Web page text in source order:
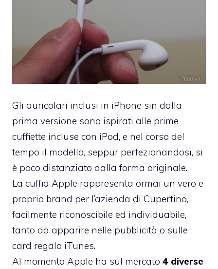
Gli auricolari inclusi in iPhone sin dalla
prima versione sono ispirati alle prime
cuffiette incluse con iPod, e nel corso del
tempo il modello, seppur perfezionandosi, si
è poco distanziato dalla forma originale.
La cuffia Apple rappresenta ormai un vero e
proprio brand per l’azienda di Cupertino,
facilmente riconoscibile ed individuabile,
tanto da apparire nelle pubblicità o sulle
card regalo iTunes.
Al momento Apple ha sul mercato 4 diverse